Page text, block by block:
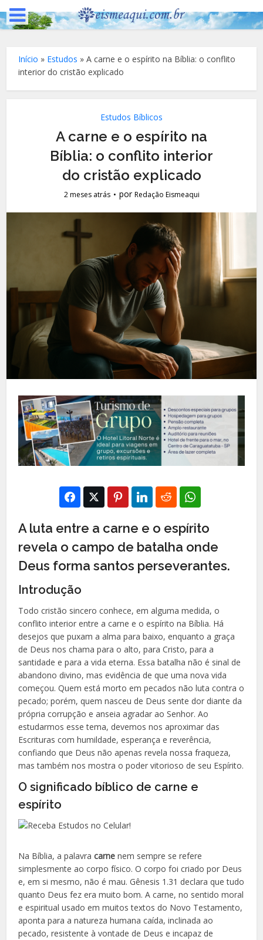
Início » Estudos »A carne e o espírito na Bíblia: o conflito
interior do cristão explicado
Estudos Bíblicos
A carne e o espírito na
Bíblia: o conflito interior
do cristão explicado
2 meses atrás porRedação Eismeaqui
A luta entre a carne e o espírito
revela o campo de batalha onde
Deus forma santos perseverantes.
Introdução
Todo cristão sincero conhece, em alguma medida, o
conflito interior entre a carne e o espírito na Bíblia. Há
desejos que puxam a alma para baixo, enquanto a graça
de Deus nos chama para o alto, para Cristo, para a
santidade e para a vida eterna. Essa batalha não é sinal de
abandono divino, mas evidência de que uma nova vida
começou. Quem está morto em pecados não luta contra o
pecado; porém, quem nasceu de Deus sente dor diante da
própria corrupção e anseia agradar ao Senhor. Ao
estudarmos esse tema, devemos nos aproximar das
Escrituras com humildade, esperança e reverência,
confiando que Deus não apenas revela nossa fraqueza,
mas também nos mostra o poder vitorioso de seu Espírito.
O significado bíblico de carne e
espírito
Na Bíblia, a palavracarne nem sempre se refere
simplesmente ao corpo físico. O corpo foi criado por Deus
e, em si mesmo, não é mau. Gênesis 1.31 declara que tudo
quanto Deus fez era muito bom. A carne, no sentido moral
e espiritual usado em muitos textos do Novo Testamento,
aponta para a natureza humana caída, inclinada ao
pecado, resistente à vontade de Deus e incapaz de